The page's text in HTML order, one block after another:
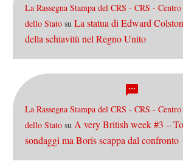
La Rassegna Stampa del CRS - CRS -
dello Stato su La statua di Edward
della schiavitù nel Regno Unito
La Rassegna Stampa del CRS - CRS -
dello Stato su A very British week #3 –
sondaggi ma Boris scappa dal confronto